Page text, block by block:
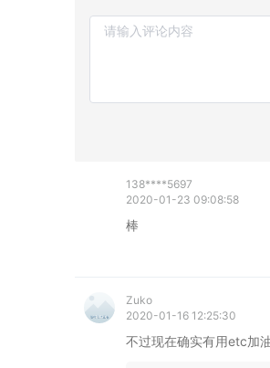
138****5697
2020-01-23 09:08:58
棒
Zuko
2020-01-16 12:25:30
不过现在确实有用etc加